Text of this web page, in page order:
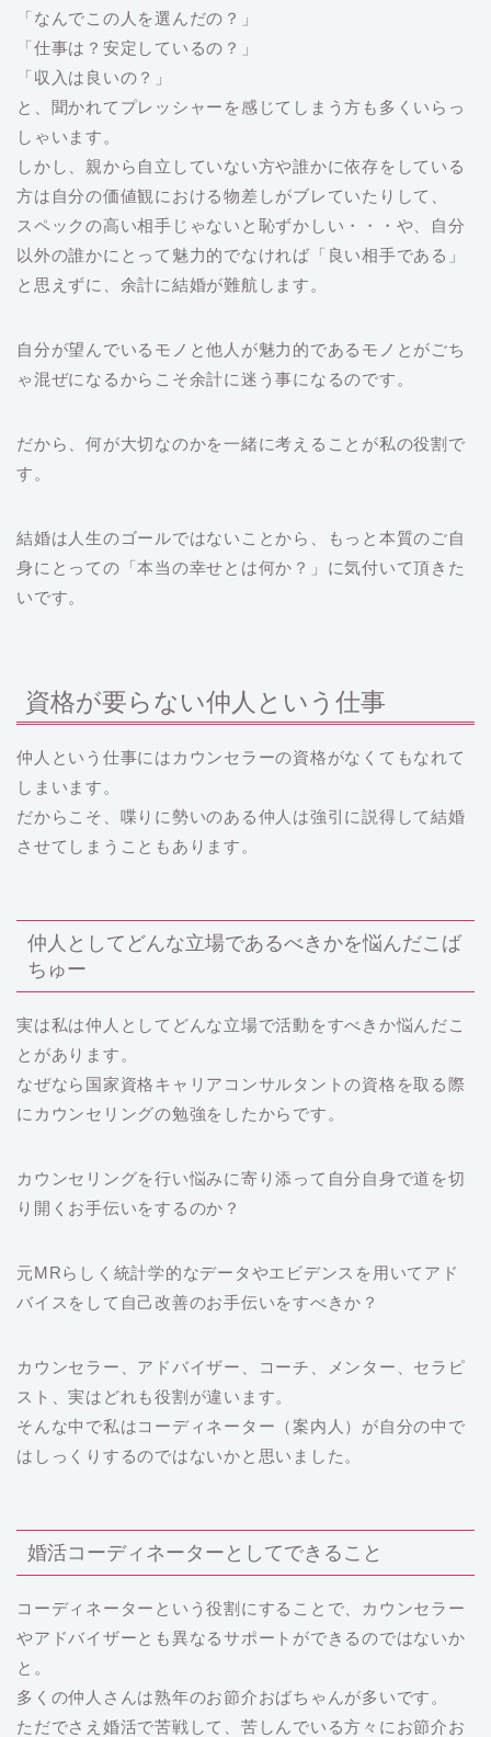
「なんでこの人を選んだの？」
「仕事は？安定しているの？」
「収入は良いの？」
と、聞かれてプレッシャーを感じてしまう方も多くいらっ
しゃいます。
しかし、親から自立していない方や誰かに依存をしている
方は自分の価値観における物差しがブレていたりして、
スペックの高い相手じゃないと恥ずかしい・・・や、自分
以外の誰かにとって魅力的でなければ「良い相手である」
と思えずに、余計に結婚が難航します。
自分が望んでいるモノと他人が魅力的であるモノとがごち
ゃ混ぜになるからこそ余計に迷う事になるのです。
だから、何が大切なのかを一緒に考えることが私の役割で
す。
結婚は人生のゴールではないことから、もっと本質のご自
身にとっての「本当の幸せとは何か？」に気付いて頂きた
いです。
資格が要らない仲人という仕事
仲人という仕事にはカウンセラーの資格がなくてもなれて
しまいます。
だからこそ、喋りに勢いのある仲人は強引に説得して結婚
させてしまうこともあります。
仲人としてどんな立場であるべきかを悩んだこば
ちゅー
実は私は仲人としてどんな立場で活動をすべきか悩んだこ
とがあります。
なぜなら国家資格キャリアコンサルタントの資格を取る際
にカウンセリングの勉強をしたからです。
カウンセリングを行い悩みに寄り添って自分自身で道を切
り開くお手伝いをするのか？
元MRらしく統計学的なデータやエビデンスを用いてアド
バイスをして自己改善のお手伝いをすべきか？
カウンセラー、アドバイザー、コーチ、メンター、セラピ
スト、実はどれも役割が違います。
そんな中で私はコーディネーター（案内人）が自分の中で
はしっくりするのではないかと思いました。
婚活コーディネーターとしてできること
コーディネーターという役割にすることで、カウンセラー
やアドバイザーとも異なるサポートができるのではないか
と。
多くの仲人さんは熟年のお節介おばちゃんが多いです。
ただでさえ婚活で苦戦して、苦しんでいる方々にお節介お